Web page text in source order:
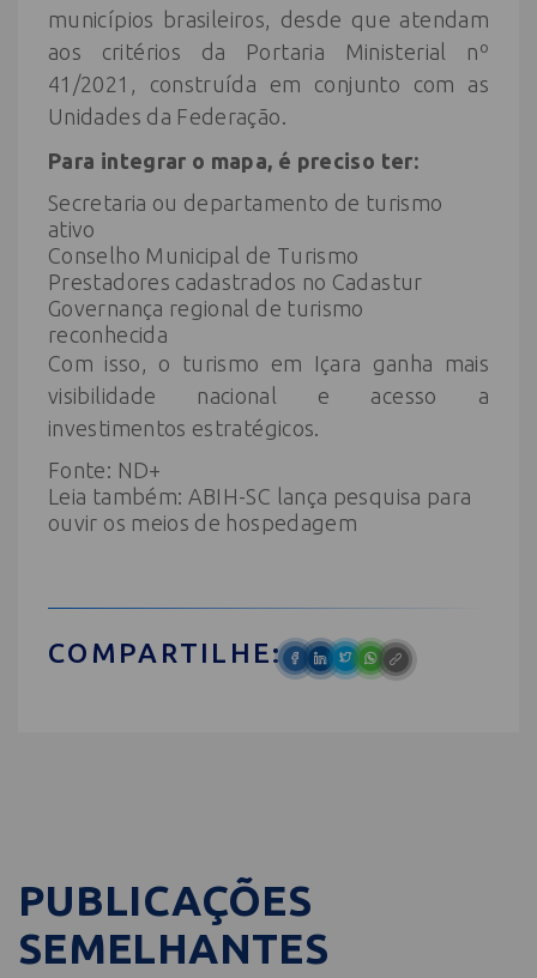
municípios brasileiros, desde que atendam
aos critérios da Portaria Ministerial nº
41/2021, construída em conjunto com as
Unidades da Federação.
Para integrar o mapa, é preciso ter:
Secretaria ou departamento de turismo
ativo
Conselho Municipal de Turismo
Prestadores cadastrados no Cadastur
Governança regional de turismo
reconhecida
Com isso, o turismo em Içara ganha mais
visibilidade nacional e acesso a
investimentos estratégicos.
Fonte: ND+
Leia também: ABIH-SC lança pesquisa para
ouvir os meios de hospedagem
COMPARTILHE:
PUBLICAÇÕES
SEMELHANTES